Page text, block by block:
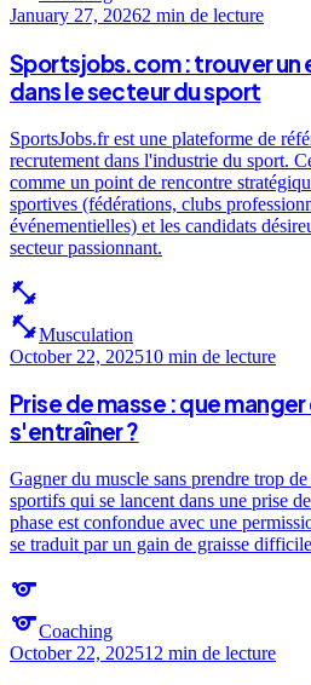
January 27, 20262 min de lecture
Sportsjobs.com : trouver un
dans le secteur du sport
SportsJobs.fr est une plateforme de
recrutement dans l'industrie du sport.
comme un point de rencontre
sportives (fédérations, clubs
événementielles) et les candidats
secteur passionnant.
fitness_center
fitness_centerMusculation
October 22, 202510 min de lecture
Prise de masse : que
s'entraîner ?
Gagner du muscle sans prendre trop
sportifs qui se lancent dans une prise
phase est confondue avec une
se traduit par un gain de graisse
sports
sportsCoaching
October 22, 202512 min de lecture